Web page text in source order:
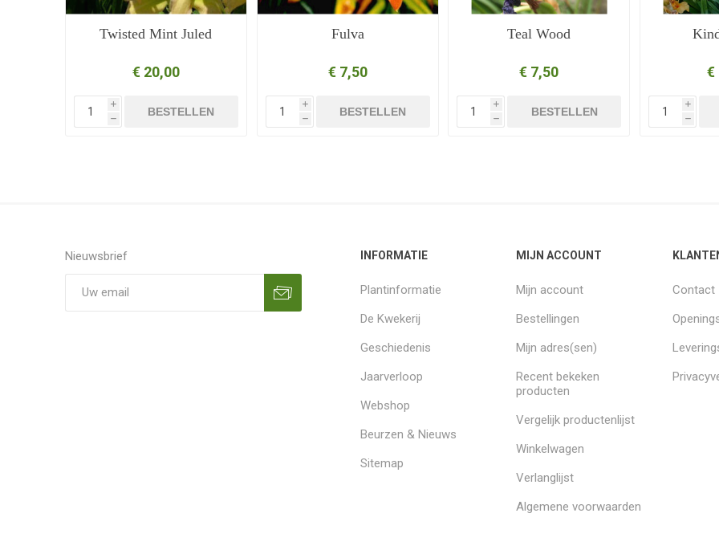
Twisted Mint Juled
€ 20,00
i
h
BESTELLEN
Fulva
€ 7,50
i
h
BESTELLEN
Teal Wood
€ 7,50
i
h
BESTELLEN
€
i
h
Nieuwsbrief INFORMATIE
Plantinformatie
De Kwekerij
Geschiedenis
Jaarverloop
Webshop
Beurzen & Nieuws
Sitemap
MIJN ACCOUNT
Mijn account
Bestellingen
Mijn adres(sen)
Recent bekeken
producten
Vergelijk productenlijst
Winkelwagen
Verlanglijst
Algemene voorwaarden
Contact